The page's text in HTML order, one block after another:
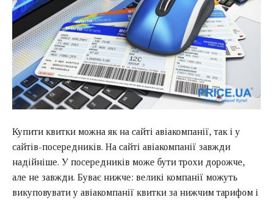
Купити квитки можна як на сайті авіакомпанії, так і у
сайтів-посередників. На сайті авіакомпанії завжди
надійніше. У посередників може бути трохи дорожче,
але не завжди. Буває нижче: великі компанії можуть
викуповувати у авіакомпанії квитки за нижчим тарифом і